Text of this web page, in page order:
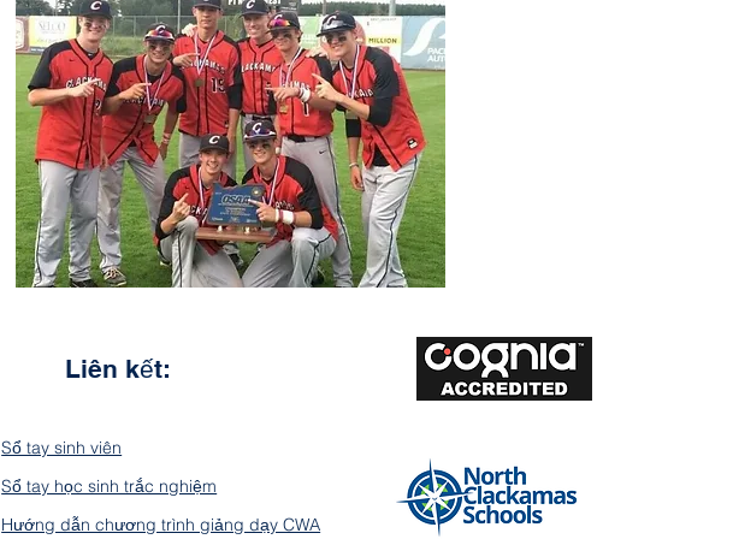
Liên kết:
Sổ tay sinh viên
Sổ tay học sinh trắc nghiệm
Hướng dẫn chương trình giảng dạy CWA